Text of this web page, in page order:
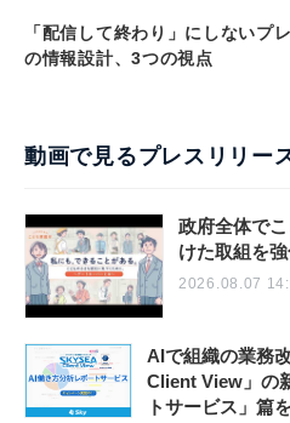
「配信して終わり」にしないプ
の情報設計、3つの視点
動画で見るプレスリリー
政府全体で
けた取組を
2026.08.07
AIで組織の業務
Client View」の
トサービス」篇